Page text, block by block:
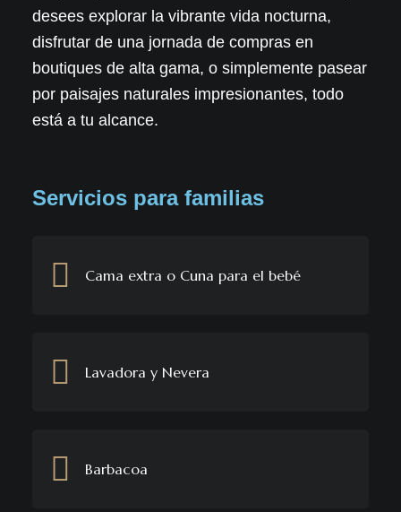
desees explorar la vibrante vida nocturna,
disfrutar de una jornada de compras en
boutiques de alta gama, o simplemente pasear
por paisajes naturales impresionantes, todo
está a tu alcance.
Servicios para familias
Cama extra o Cuna para el bebé
Lavadora y Nevera
Barbacoa